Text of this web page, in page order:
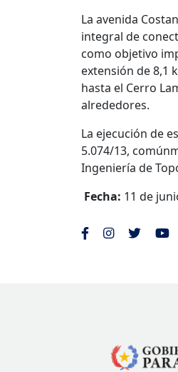
La avenida
integral de
como objetivo
extensión de 8,1
hasta el Cerro
alrededores.
La ejecución de
5.074/13,
Ingeniería de
Fecha: 11 de